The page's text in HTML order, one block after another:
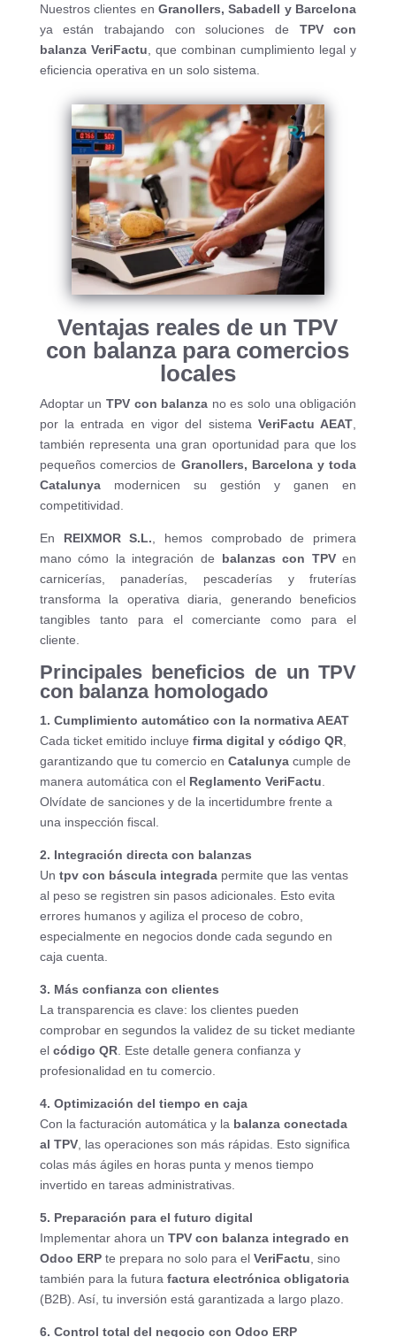
Nuestros clientes en Granollers, Sabadell y Barcelona
ya están trabajando con soluciones de TPV con
balanza VeriFactu , que combinan cumplimiento legal y
eficiencia operativa en un solo sistema.
Ventajas reales de un TPV
con balanza para comercios
locales
Adoptar un TPV con balanza no es solo una obligación
por la entrada en vigor del sistema VeriFactu AEAT
también representa una gran oportunidad para que los
pequeños comercios de Granollers, Barcelona y toda
Catalunyamodernicen su gestión y ganen en
competitividad.
En REIXMOR S.L. , hemos comprobado de primera
mano cómo la integración de balanzas con TPVen
carnicerías, panaderías, pescaderías y fruterías
transforma la operativa diaria, generando beneficios
tangibles tanto para el comerciante como para el
cliente.
Principales beneficios de un TPV
con balanza homologado
1. Cumplimiento automático con la normativa AEAT
Cada ticket emitido incluye firma digital y código QR,
garantizando que tu comercio en Catalunyacumple de
manera automática con el Reglamento VeriFactu
Olvídate de sanciones y de la incertidumbre frente a
una inspección fiscal.
2. Integración directa con balanzas
Un tpv con báscula integradapermite que las ventas
al peso se registren sin pasos adicionales. Esto evita
errores humanos y agiliza el proceso de cobro,
especialmente en negocios donde cada segundo en
caja cuenta.
3. Más confianza con clientes
La transparencia es clave: los clientes pueden
comprobar en segundos la validez de su ticket mediante
el código QR. Este detalle genera confianza y
profesionalidad en tu comercio.
4. Optimización del tiempo en caja
Con la facturación automática y la balanza conectada
al TPV, las operaciones son más rápidas. Esto significa
colas más ágiles en horas punta y menos tiempo
invertido en tareas administrativas.
5. Preparación para el futuro digital
Implementar ahora un TPV con balanza integrado en
Odoo ERPte prepara no solo para el VeriFactu , sino
también para la futura factura electrónica obligatoria
(B2B). Así, tu inversión está garantizada a largo plazo.
6. Control total del negocio con Odoo ERP